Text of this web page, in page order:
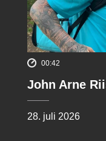
00:42
John Arne
28. juli 2026